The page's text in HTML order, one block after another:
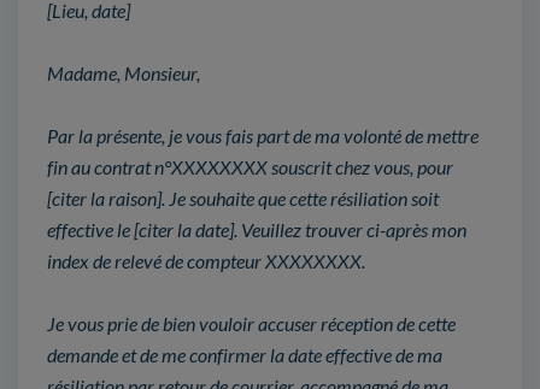
[Lieu, date]
Madame, Monsieur,
Par la présente, je vous fais part de ma volonté de mettre
fin au contrat n°XXXXXXXX souscrit chez vous, pour
[citer la raison]. Je souhaite que cette résiliation soit
effective le [citer la date]. Veuillez trouver ci-après mon
index de relevé de compteur XXXXXXXX.
Je vous prie de bien vouloir accuser réception de cette
demande et de me confirmer la date effective de ma